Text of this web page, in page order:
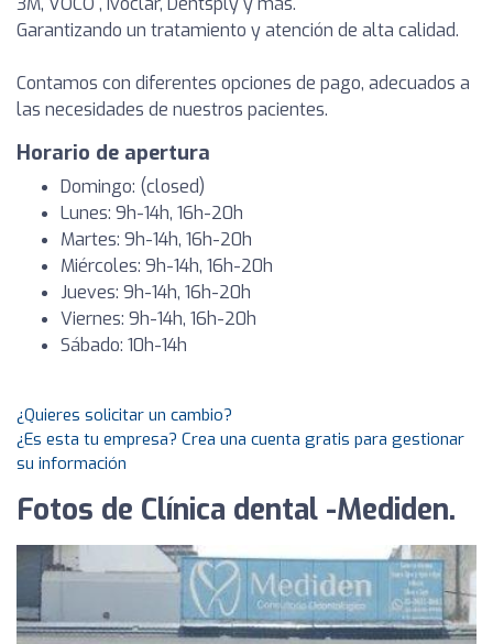
Garantizando un tratamiento y atención de alta calidad.
Contamos con diferentes opciones de pago, adecuados a
las necesidades de nuestros pacientes.
Horario de apertura
Domingo: (closed)
Lunes: 9h-14h, 16h-20h
Martes: 9h-14h, 16h-20h
Miércoles: 9h-14h, 16h-20h
Jueves: 9h-14h, 16h-20h
Viernes: 9h-14h, 16h-20h
Sábado: 10h-14h
¿Quieres solicitar un cambio?
¿Es esta tu empresa? Crea una cuenta gratis para gestionar
su información
Fotos de Clínica dental -Mediden.